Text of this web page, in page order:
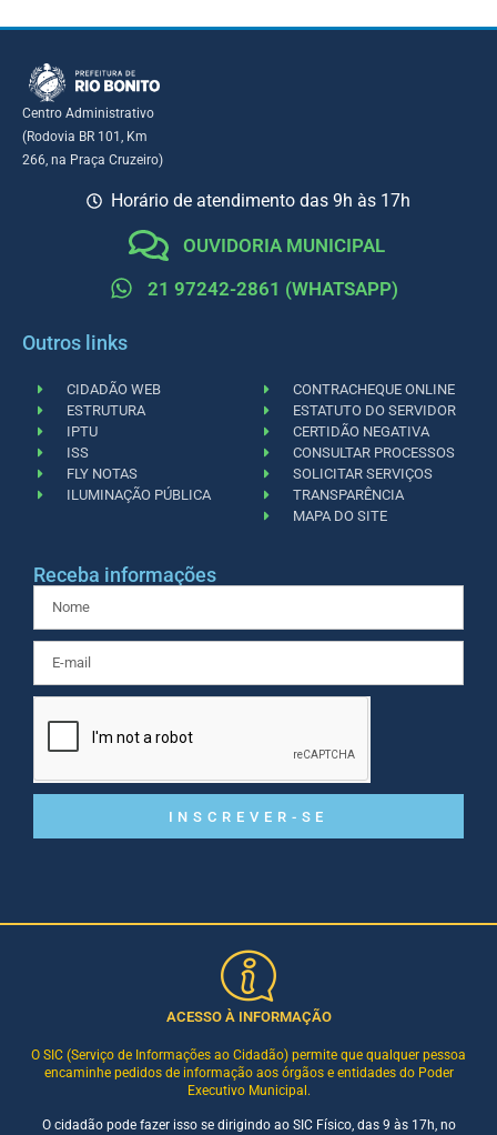
Centro Administrativo
(Rodovia BR 101, Km
266, na Praça Cruzeiro)
Horário de atendimento das 9h às 17h
OUVIDORIA MUNICIPAL
21 97242-2861 (WHATSAPP)
Outros links
CIDADÃO WEB
ESTRUTURA
IPTU
ISS
FLY NOTAS
ILUMINAÇÃO PÚBLICA
CONTRACHEQUE ONLINE
ESTATUTO DO SERVIDOR
CERTIDÃO NEGATIVA
CONSULTAR PROCESSOS
SOLICITAR SERVIÇOS
TRANSPARÊNCIA
MAPA DO SITE
Receba informações
INSCREVER-SE
ACESSO À INFORMAÇÃO
O SIC (Serviço de Informações ao Cidadão) permite que qualquer pessoa
encaminhe pedidos de informação aos órgãos e entidades do Poder
Executivo Municipal.
O cidadão pode fazer isso se dirigindo ao SIC Físico, das 9 às 17h, no